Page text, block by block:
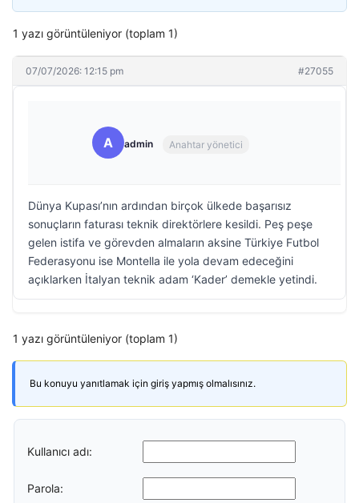
1 yazı görüntüleniyor (toplam 1)
07/07/2026: 12:15 pm #27055
A admin Anahtar yönetici
Dünya Kupası’nın ardından birçok ülkede başarısız
sonuçların faturası teknik direktörlere kesildi. Peş peşe
gelen istifa ve görevden almaların aksine Türkiye Futbol
Federasyonu ise Montella ile yola devam edeceğini
açıklarken İtalyan teknik adam ‘Kader’ demekle yetindi.
1 yazı görüntüleniyor (toplam 1)
Bu konuyu yanıtlamak için giriş yapmış olmalısınız.
Kullanıcı adı:
Parola: